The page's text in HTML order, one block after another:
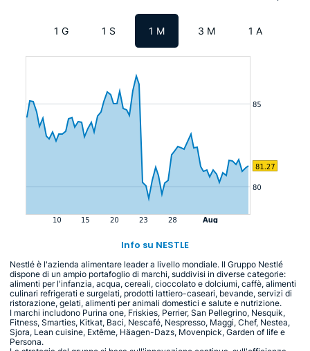
1 G 1 S 1 M 3 M 1 A
Info su NESTLE
Nestlé è l'azienda alimentare leader a livello mondiale. Il Gruppo Nestlé
dispone di un ampio portafoglio di marchi, suddivisi in diverse categorie:
alimenti per l'infanzia, acqua, cereali, cioccolato e dolciumi, caffè, alimenti
culinari refrigerati e surgelati, prodotti lattiero-caseari, bevande, servizi di
ristorazione, gelati, alimenti per animali domestici e salute e nutrizione.
I marchi includono Purina one, Friskies, Perrier, San Pellegrino, Nesquik,
Fitness, Smarties, Kitkat, Baci, Nescafé, Nespresso, Maggi, Chef, Nestea,
Sjora, Lean cuisine, Extême, Häagen-Dazs, Movenpick, Garden of life e
Persona.